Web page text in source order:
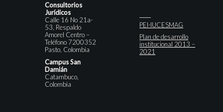
Consultorios
Jurídicos
Calle 16 No 21a-
53, Respaldo
Amorel Centro –
Teléfono 7200352
Pasto, Colombia
Campus San
Damián
Catambuco,
Colombia
PEI-IUCESMAG
Plan de desarrollo
institucional 2013 –
2021